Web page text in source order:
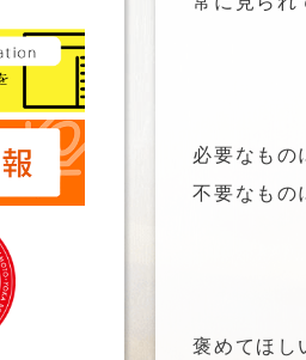
必要なもの
不要なもの
褒めてほし